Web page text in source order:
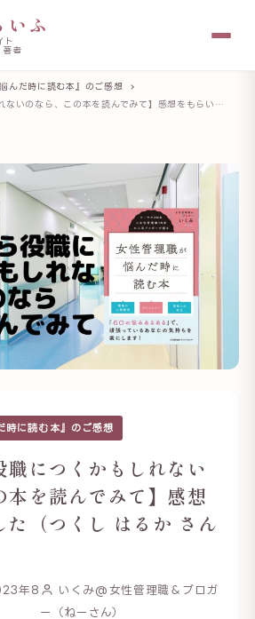
いふ
ト
著者
んだ時に読む本』のご感想
【これから役職につくかもしれないのなら、この本を読んでみて】感想をもらいました（つくし はるか さんから）
時に読む本』のご感想
職につくかもしれない
本を読んでみて】感想
た（つくし はるか さん
年8
いくみ@女性管理職＆ブロガ
ー（ねーさん）